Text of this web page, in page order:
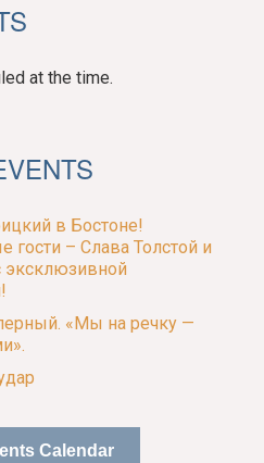
at the time.
в Бостоне!
гости – Слава Толстой и
эксклюзивной
«Мы на речку —
Calendar